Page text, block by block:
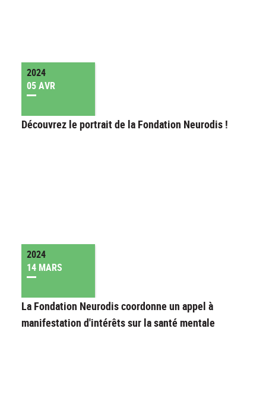
2024
05 AVR
Découvrez le portrait de la Fondation Neurodis !
2024
14 MARS
La Fondation Neurodis coordonne un appel à
manifestation d'intérêts sur la santé mentale